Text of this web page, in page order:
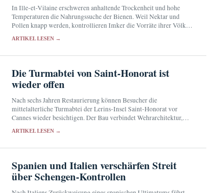
In Ille-et-Vilaine erschweren anhaltende Trockenheit und hohe
Temperaturen die Nahrungssuche der Bienen. Weil Nektar und
Pollen knapp werden, kontrollieren Imker die Vorräte ihrer Völker
ARTIKEL LESEN →
Die Turmabtei von Saint-Honorat ist
wieder offen
Nach sechs Jahren Restaurierung können Besucher die
mittelalterliche Turmabtei der Lerins-Insel Saint-Honorat vor
Cannes wieder besichtigen. Der Bau verbindet Wehrarchitektur,
ARTIKEL LESEN →
Spanien und Italien verschärfen Streit
über Schengen-Kontrollen